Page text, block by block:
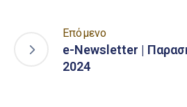
Επόμενο
e-Newsletter |
2024